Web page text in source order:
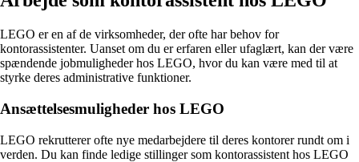
LEGO er en af de virksomheder, der ofte har behov for
kontorassistenter. Uanset om du er erfaren eller ufaglært, kan der være
spændende jobmuligheder hos LEGO, hvor du kan være med til at
styrke deres administrative funktioner.
Ansættelsesmuligheder hos LEGO
LEGO rekrutterer ofte nye medarbejdere til deres kontorer rundt om i
verden. Du kan finde ledige stillinger som kontorassistent hos LEGO